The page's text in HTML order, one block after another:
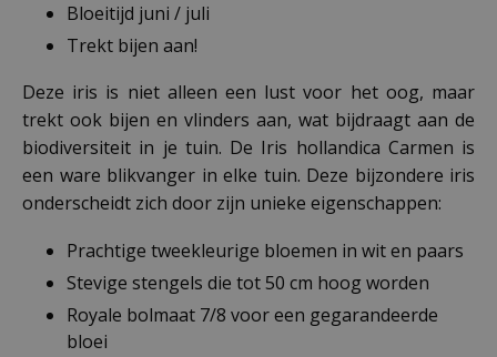
Bloeitijd juni / juli
Trekt bijen aan!
Deze iris is niet alleen een lust voor het oog, maar
trekt ook bijen en vlinders aan, wat bijdraagt aan de
biodiversiteit in je tuin. De Iris hollandica Carmen is
een ware blikvanger in elke tuin. Deze bijzondere iris
onderscheidt zich door zijn unieke eigenschappen:
Prachtige tweekleurige bloemen in wit en paars
Stevige stengels die tot 50 cm hoog worden
Royale bolmaat 7/8 voor een gegarandeerde
bloei